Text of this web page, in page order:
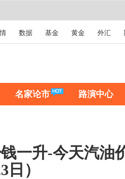
数据 基金 黄金 外汇
名家论市 路演中心
一升-今天汽油
日）